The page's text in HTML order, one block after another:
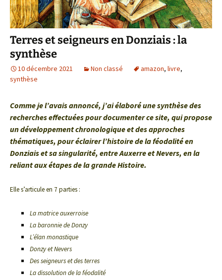
Terres et seigneurs en Donziais : la
synthèse
10 décembre 2021 Non classé amazon, livre,
synthèse
Comme je l’avais annoncé, j’ai élaboré une synthèse des
recherches effectuées pour documenter ce site, qui propose
un développement chronologique et des approches
thématiques, pour éclairer l’histoire de la féodalité en
Donziais et sa singularité, entre Auxerre et Nevers, en la
reliant aux étapes de la grande Histoire.
Elle s’articule en 7 parties :
La matrice auxerroise
La baronnie de Donzy
L’élan monastique
Donzy et Nevers
Des seigneurs et des terres
La dissolution de la féodalité